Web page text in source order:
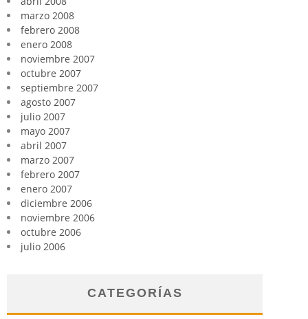
marzo 2008
febrero 2008
enero 2008
noviembre 2007
octubre 2007
septiembre 2007
agosto 2007
julio 2007
mayo 2007
abril 2007
marzo 2007
febrero 2007
enero 2007
diciembre 2006
noviembre 2006
octubre 2006
julio 2006
CATEGORÍAS